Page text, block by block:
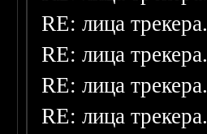
RE: лица трекера.
RE: лица трекера.
RE: лица трекера.
RE: лица трекера.